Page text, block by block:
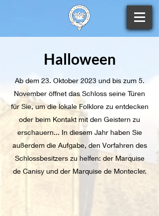
Halloween
Ab dem 23. Oktober 2023 und bis zum 5.
November öffnet das Schloss seine Türen
für Sie, um die lokale Folklore zu entdecken
oder beim Kontakt mit den Geistern zu
erschauern... In diesem Jahr haben Sie
außerdem die Aufgabe, den Vorfahren des
Schlossbesitzers zu helfen: der Marquise
de Canisy und der Marquise de Montecler.